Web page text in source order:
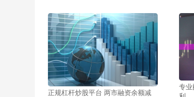
正规杠杆炒股平台 两市融资余额减
专